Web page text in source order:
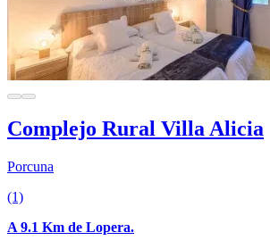
Complejo Rural Villa Alicia
Porcuna
(1)
A 9.1 Km de Lopera.